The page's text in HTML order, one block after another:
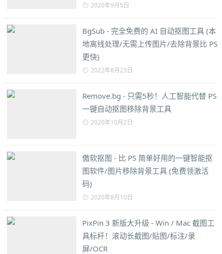
2020年9月5日
BgSub - 完全免费的 AI 自动抠图工具 (本
地离线处理/无需上传图片/去除背景比 PS
更快)
2022年8月23日
Remove.bg - 只需5秒！人工智能代替 PS
一键自动抠图移除背景工具
2020年10月2日
傲软抠图 - 比 PS 简单好用的一键智能抠
图软件/图片移除背景工具 (免费领激活
码)
2020年8月10日
PixPin 3 新版大升级 - Win / Mac 截图工
具标杆！滚动长截图/贴图/标注/录
屏/OCR